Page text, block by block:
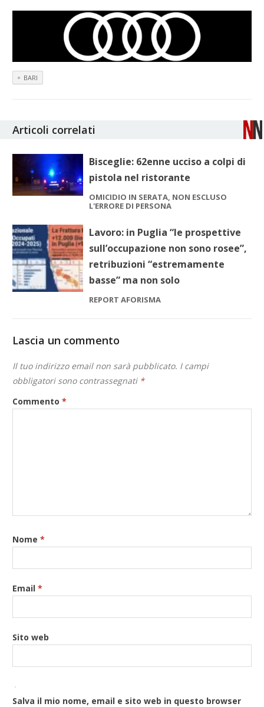
BARI
Articoli correlati
Bisceglie: 62enne ucciso a colpi di
pistola nel ristorante
OMICIDIO IN SERATA, NON ESCLUSO
L'ERRORE DI PERSONA
Lavoro: in Puglia “le prospettive
sull’occupazione non sono rosee”,
retribuzioni “estremamente
basse” ma non solo
REPORT AFORISMA
Lascia un commento
Il tuo indirizzo email non sarà pubblicato. I campi
obbligatori sono contrassegnati *
Commento*
Nome*
Email*
Sito web
Salva il mio nome, email e sito web in questo browser